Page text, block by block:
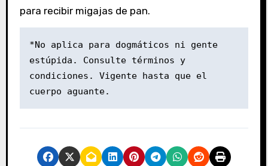
para recibir migajas de pan.
*No aplica para dogmáticos ni gente
estúpida. Consulte términos y
condiciones. Vigente hasta que el
cuerpo aguante.